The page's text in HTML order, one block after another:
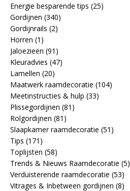
Energie besparende tips (25)
Gordijnen (340)
Gordijnrails (2)
Horren (1)
Jaloezieën (91)
Kleuradvies (47)
Lamellen (20)
Maatwerk raamdecoratie (104)
Meetinstructies & hulp (33)
Plissegordijnen (81)
Rolgordijnen (81)
Slaapkamer raamdecoratie (51)
Tips (171)
Toplijsten (58)
Trends & Nieuws Raamdecoratie (5)
Verduisterende raamdecoratie (53)
Vitrages & Inbetween gordijnen (8)